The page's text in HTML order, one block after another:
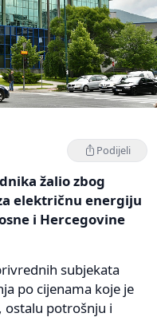
Podijeli
žalio zbog
električnu energiju
i Hercegovine
subjekata
po cijenama koje je
ostalu potrošnju i